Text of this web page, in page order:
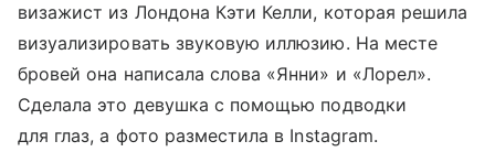
визажист из Лондона Кэти Келли, которая решила
визуализировать звуковую иллюзию. На месте
бровей она написала слова «Янни» и «Лорел».
Сделала это девушка с помощью подводки
для глаз, а фото разместила в Instagram.